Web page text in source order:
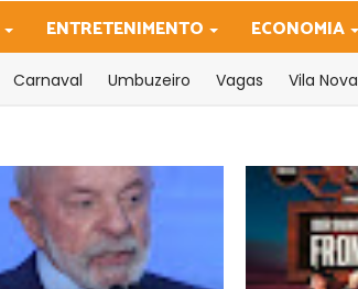
ENTRETENIMENTO ECONOMIA
Carnaval Umbuzeiro Vagas Vila Nova